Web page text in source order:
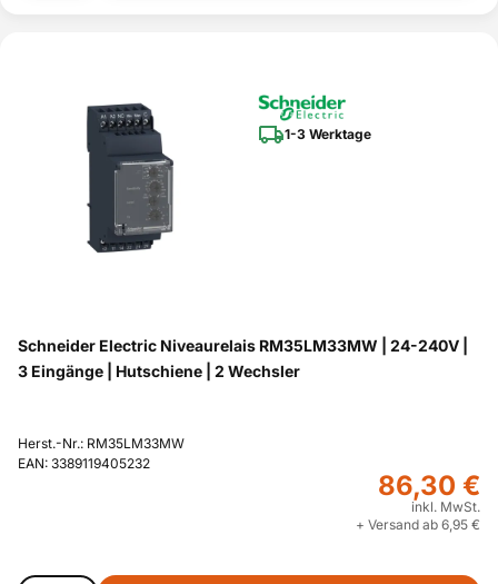
1-3 Werktage
Schneider Electric Niveaurelais RM35LM33MW | 24-240V |
3 Eingänge | Hutschiene | 2 Wechsler
Herst.-Nr.: RM35LM33MW
EAN: 3389119405232
86,30 €
inkl. MwSt.
+ Versand ab 6,95 €